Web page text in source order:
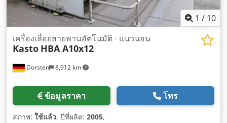
1 / 10
Dorsten 8,912 km
เครื่องเลื่อยสายพานอัตโนมัติ - แนวนอน
Kasto HBA A10x12
ข้อมูลราคา โทร
สภาพ: ใช้แล้ว, ปีที่ผลิต: 2005,